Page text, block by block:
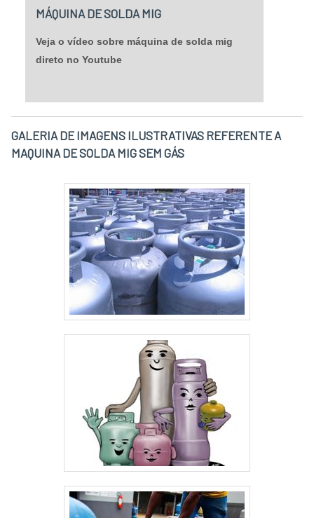
MÁQUINA DE SOLDA MIG
Veja o vídeo sobre máquina de solda mig
direto no Youtube
GALERIA DE IMAGENS ILUSTRATIVAS REFERENTE A
MAQUINA DE SOLDA MIG SEM GÁS